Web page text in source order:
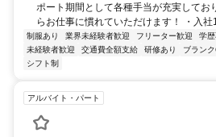
ポート期間として各種手当が充実してお
らお仕事に慣れていただけます！ ・入
制服あり 業界未経験者歓迎 フリーター歓迎 学
未経験者歓迎
交通費全額支給 研修あり ブラン
シフト制
アルバイト・パート